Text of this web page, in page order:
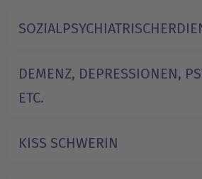
DEMENZ, DEPRESSIONEN,
ETC.
KISS SCHWERIN